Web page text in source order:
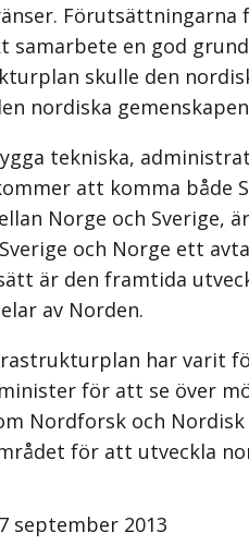
en god
skulle den
nordiska
tekniska,
att komma både
Norge och Sverige,
och Norge ett
är den framtida
av Norden.
har varit
för att se över
Nordforsk och
för att utveckla
september 2013